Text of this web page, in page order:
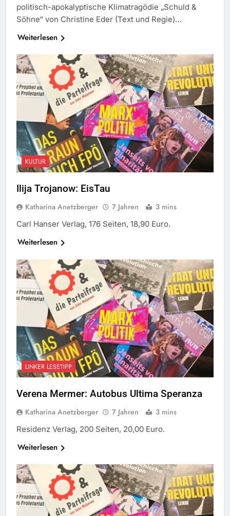
politisch-apokalyptische Klimatragödie „Schuld &
Söhne“ von Christine Eder (Text und Regie)…
Weiterlesen
KULTUR
Ilija Trojanow: EisTau
Katharina Anetzberger 7 Jahren 3 mins
Carl Hanser Verlag, 176 Seiten, 18,90 Euro.
Weiterlesen
LINKER LESETIPP
Verena Mermer: Autobus Ultima Speranza
Katharina Anetzberger 7 Jahren 3 mins
Residenz Verlag, 200 Seiten, 20,00 Euro.
Weiterlesen